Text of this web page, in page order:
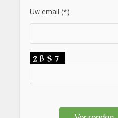
Uw email (*)